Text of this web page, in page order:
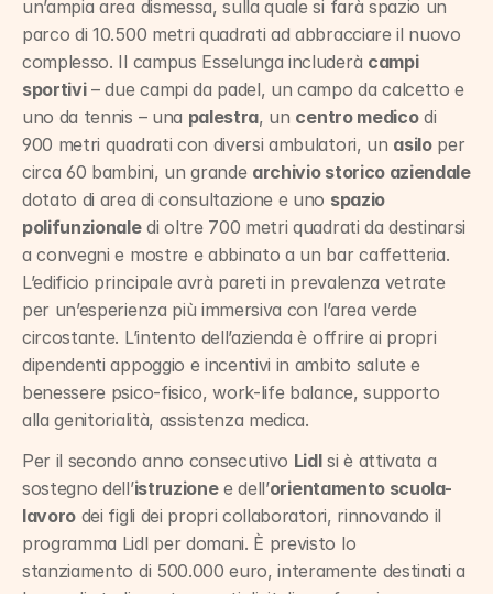
un’ampia area dismessa, sulla quale si farà spazio un
parco di 10.500 metri quadrati ad abbracciare il nuovo
complesso. Il campus Esselunga includerà campi
sportivi – due campi da padel, un campo da calcetto e
uno da tennis – una palestra, un centro medico di
900 metri quadrati con diversi ambulatori, un asilo per
circa 60 bambini, un grande archivio storico aziendale
dotato di area di consultazione e uno spazio
polifunzionale di oltre 700 metri quadrati da destinarsi
a convegni e mostre e abbinato a un bar caffetteria.
L’edificio principale avrà pareti in prevalenza vetrate
per un’esperienza più immersiva con l’area verde
circostante. L’intento dell’azienda è offrire ai propri
dipendenti appoggio e incentivi in ambito salute e
benessere psico-fisico, work-life balance, supporto
alla genitorialità, assistenza medica.
Per il secondo anno consecutivo Lidl si è attivata a
sostegno dell’istruzione e dell’orientamento scuola-
lavoro dei figli dei propri collaboratori, rinnovando il
programma Lidl per domani. È previsto lo
stanziamento di 500.000 euro, interamente destinati a